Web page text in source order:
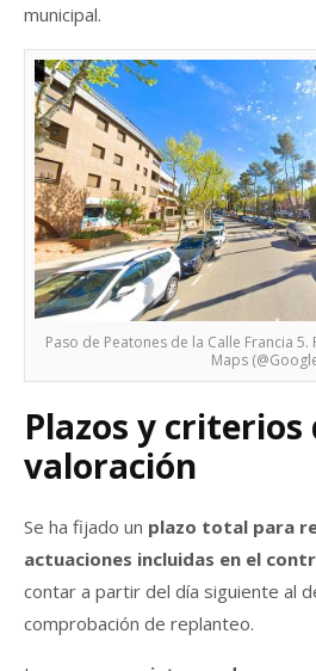
municipal.
Paso de Peatones de la Calle Francia
Maps
Plazos y criterios
valoración
Se ha fijado un plazo total para
actuaciones incluidas en el
contar a partir del día siguiente al
comprobación de replanteo.